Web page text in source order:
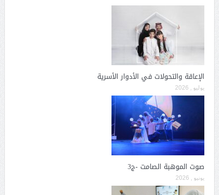
الإعاقة والتحولات في الأدوار الأسرية
يوليو , 2026
صوت الموهبة الصامت -ج3
يونيو , 2026